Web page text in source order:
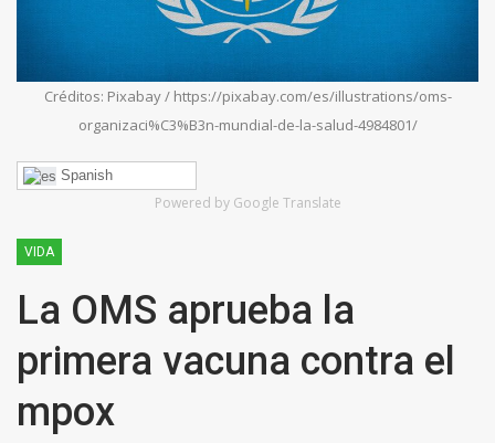
Créditos: Pixabay / https://pixabay.com/es/illustrations/oms-
organizaci%C3%B3n-mundial-de-la-salud-4984801/
Spanish
Powered by Google Translate
VIDA
La OMS aprueba la
primera vacuna contra el
mpox